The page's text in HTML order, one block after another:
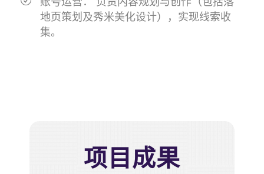
地页策划及秀米美化设计），实现线索收
集。
项目成果